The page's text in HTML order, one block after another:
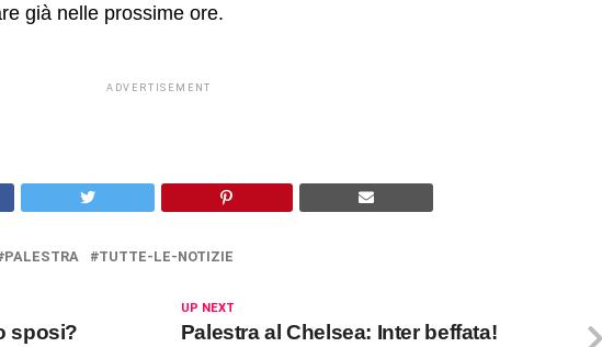
già nelle prossime ore.
ADVERTISEMENT
PALESTRA TUTTE-LE-NOTIZIE
UP NEXT
Palestra al Chelsea: Inter beffata!
sposi?